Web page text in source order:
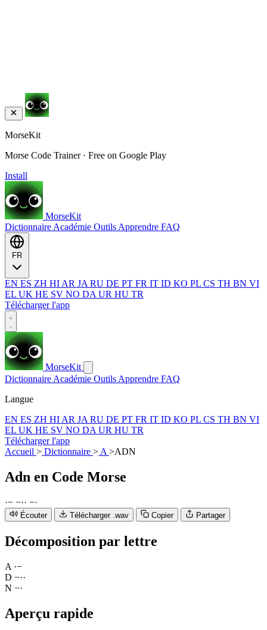
MorseKit
Morse Code Trainer · Free on Google Play
Install
MorseKit
Dictionnaire Académie Outils Apprendre FAQ
EN ES ZH HI AR JA RU DE PT FR IT ID KO PL CS TH BN VI
EL UK HE SV NO DA UR HU TR
Télécharger l'app
MorseKit
Dictionnaire Académie Outils Apprendre FAQ
Langue
EN ES ZH HI AR JA RU DE PT FR IT ID KO PL CS TH BN VI
EL UK HE SV NO DA UR HU TR
Télécharger l'app
Accueil > Dictionnaire > A >ADN
Adn en Code Morse
·− −·· −·
Écouter Télécharger .wav Copier Partager
Décomposition par lettre
A ·−
D −··
N −·
Aperçu rapide